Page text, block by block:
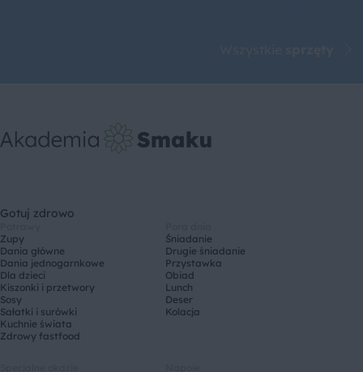
Gotuj zdrowo
Zupy
Dania główne
Dania jednogarnkowe
Dla dzieci
Kiszonki i przetwory
Sosy
Sałatki i surówki
Kuchnie świata
Zdrowy fastfood
Śniadanie
Drugie śniadanie
Przystawka
Obiad
Lunch
Deser
Kolacja